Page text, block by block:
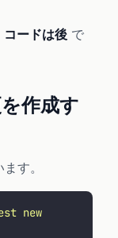
コードは後 で
作成す
す。
new